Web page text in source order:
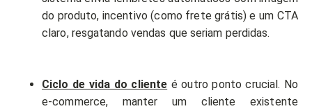
do produto, incentivo (como frete grátis) e um CTA
claro, resgatando vendas que seriam perdidas.
Ciclo de vida do cliente é outro ponto crucial. No
e-commerce, manter um cliente existente